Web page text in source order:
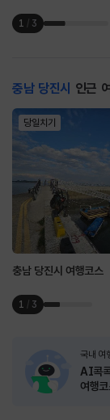
1 / 3
충남 당진시 인근
당일치기
충남 당진시 여행코스
1 / 3
국내 여
AI콕
여행